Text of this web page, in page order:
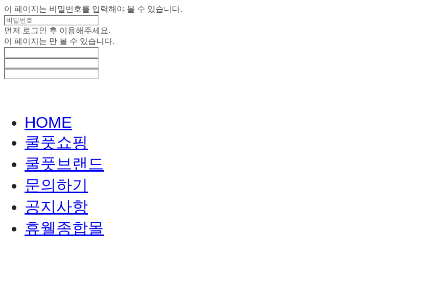
이 페이지는 비밀번호를 입력해야 볼 수 있습니다.
먼저 로그인
후 이용해주세요.
이 페이지는 만 볼 수 있습니다.
HOME
쿨풋쇼핑
쿨풋브랜드
문의하기
공지사항
휴웰종합몰